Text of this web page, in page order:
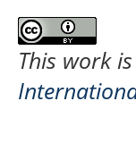
This work